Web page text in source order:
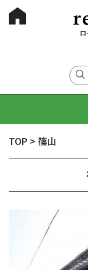
TOP > 篠山